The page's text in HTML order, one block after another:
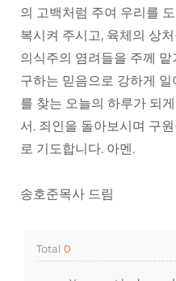
의 고백처럼 주여 우리를
복시켜 주시고, 육체의 상
의식주의 염려들을 주께
구하는 믿음으로 강하게
를 찾는 오늘의 하루가 되
서. 죄인을 돌아보시며 구
로 기도합니다. 아멘.
송호준목사 드림
Total 0